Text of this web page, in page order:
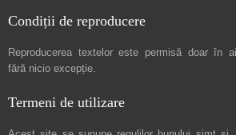
Condiții de reproducere
Reproducerea textelor este permisă doar în
fără nicio excepție.
Termeni de utilizare